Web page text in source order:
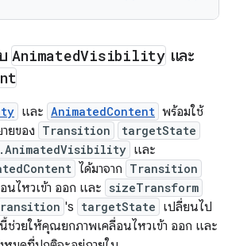
AnimatedVisibility และ
และ AnimatedContent พร้อมใช้
ยของ Transition targetState
และ
ได้มาจาก Transition
นไหวเข้า ออก และ sizeTransform
's targetState เปลี่ยนไป
ช่วยให้คุณยกภาพเคลื่อนไหวเข้า ออก และ